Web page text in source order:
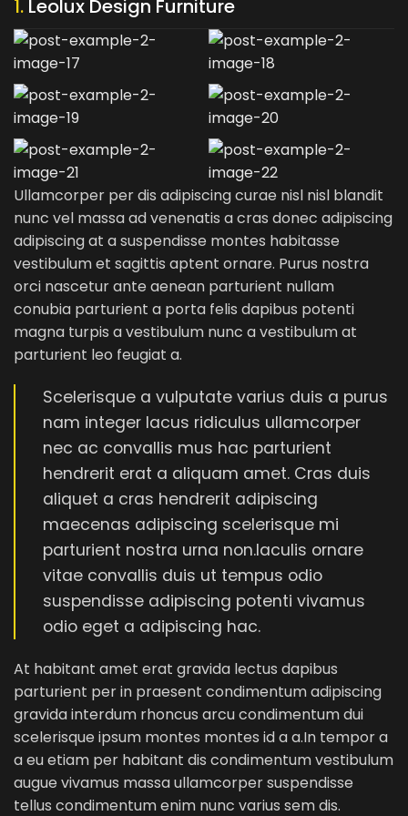
1. Leolux Design Furniture
Ullamcorper per dis adipiscing curae nisl nisl blandit
nunc vel massa ad venenatis a cras donec adipiscing
adipiscing at a suspendisse montes habitasse
vestibulum et sagittis aptent ornare. Purus nostra
orci nascetur ante aenean parturient nullam
conubia parturient a porta felis dapibus potenti
magna turpis a vestibulum nunc a vestibulum at
parturient leo feugiat a.
Scelerisque a vulputate varius duis a purus
nam integer lacus ridiculus ullamcorper
nec ac convallis mus hac parturient
hendrerit erat a aliquam amet. Cras duis
aliquet a cras hendrerit adipiscing
maecenas adipiscing scelerisque mi
parturient nostra urna non.Iaculis ornare
vitae convallis duis ut tempus odio
suspendisse adipiscing potenti vivamus
odio eget a adipiscing hac.
At habitant amet erat gravida lectus dapibus
parturient per in praesent condimentum adipiscing
gravida interdum rhoncus arcu condimentum dui
scelerisque ipsum montes montes id a a.In tempor a
a eu etiam per habitant dis condimentum vestibulum
augue vivamus massa ullamcorper suspendisse
tellus condimentum enim nunc varius sem dis.